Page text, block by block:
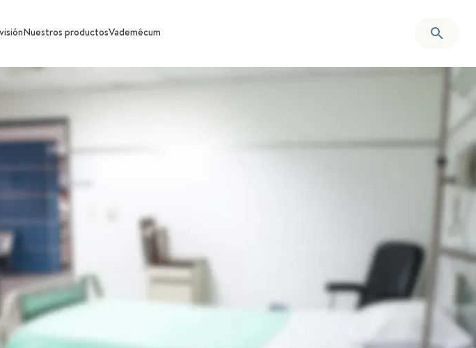
Nuestros productosVademécum